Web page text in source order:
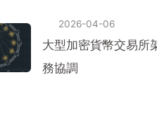
2026-04-06
大型加密貨幣交易所
務協調